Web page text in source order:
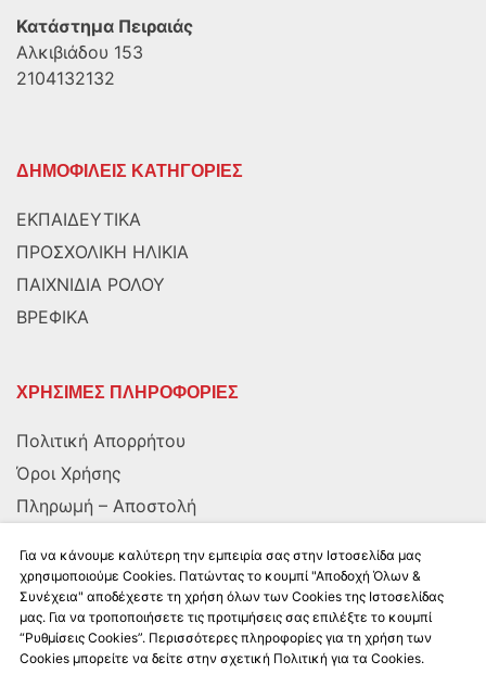
Κατάστημα Πειραιάς
Αλκιβιάδου 153
2104132132
ΔΗΜΟΦΙΛΕΙΣ ΚΑΤΗΓΟΡΙΕΣ
ΕΚΠΑΙΔΕΥΤΙΚΑ
ΠΡΟΣΧΟΛΙΚΗ ΗΛΙΚΙΑ
ΠΑΙΧΝΙΔΙΑ ΡΟΛΟΥ
ΒΡΕΦΙΚΑ
ΧΡΗΣΙΜΕΣ ΠΛΗΡΟΦΟΡΙΕΣ
Πολιτική Απορρήτου
Όροι Χρήσης
Πληρωμή – Αποστολή
ΑΚΟΛΟΥΘΗΣΤΕ ΜΑΣ
Για να κάνουμε καλύτερη την εμπειρία σας στην Ιστοσελίδα μας
χρησιμοποιούμε Cookies. Πατώντας το κουμπί "Αποδοχή Όλων &
Συνέχεια" αποδέχεστε τη χρήση όλων των Cookies της Ιστοσελίδας
μας. Για να τροποποιήσετε τις προτιμήσεις σας επιλέξτε το κουμπί
“Ρυθμίσεις Cookies”. Περισσότερες πληροφορίες για τη χρήση των
Cookies μπορείτε να δείτε στην σχετική Πολιτική για τα Cookies.